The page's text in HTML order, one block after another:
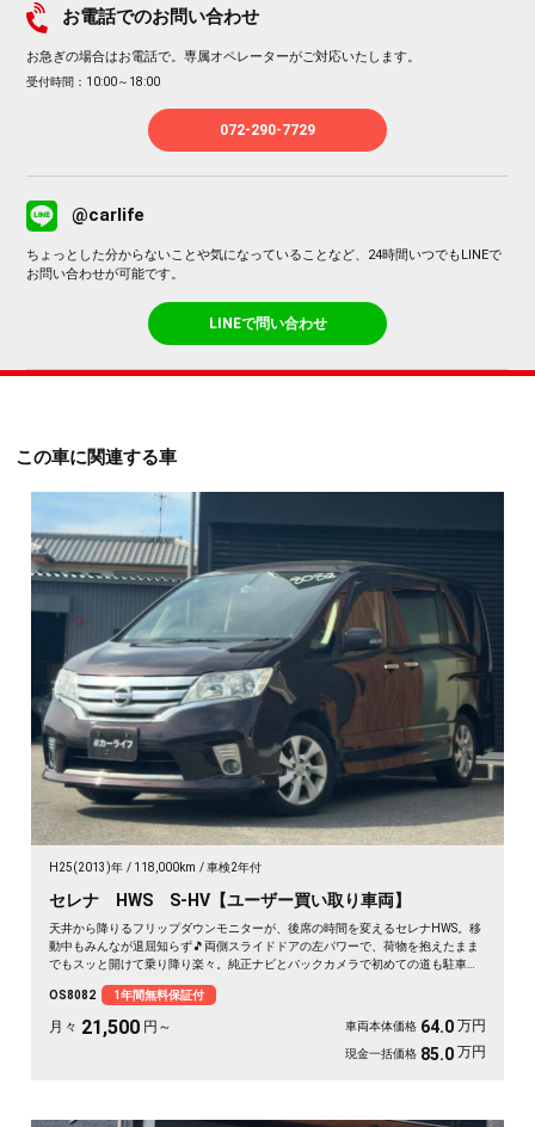
お電話でのお問い合わせ
お急ぎの場合はお電話で。専属オペレーターがご対応いたします。
受付時間：10:00～18:00
072-290-7729
@carlife
ちょっとした分からないことや気になっていることなど、24時間いつでもLINEで
お問い合わせが可能です。
LINEで問い合わせ
この車に関連する車
H25(2013)年 118,000km 車検2年付
セレナ HWS S-HV【ユーザー買い取り車両】
天井から降りるフリップダウンモニターが、後席の時間を変えるセレナHWS。移
動中もみんなが退屈知らず🎵両側スライドドアの左パワーで、荷物を抱えたまま
でもスッと開けて乗り降り楽々。純正ナビとバックカメラで初めての道も駐車も
21500〜で叶う遠出の週末。走りも装備も揃った一台を、まるごと1年保証付で
どうぞ🚗✨💫👍
OS8082 1年間無料保証付
月々 21,500 円～ 車両本体価格 64.0 万円
現金一括価格 85.0 万円